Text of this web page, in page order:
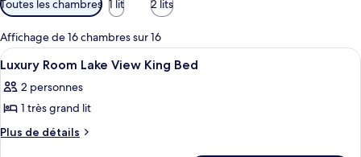
disponibles
pour
les
chambres
Toutes les chambres 1 lit 2 lits
Affichage de 16 chambres sur 16
Afficher
toutes
les
photos
pour
Literie de qualité supérieure,
8
Luxury Room Lake View King Bed
2 personnes
1 très grand lit
Plus de détails
Plus